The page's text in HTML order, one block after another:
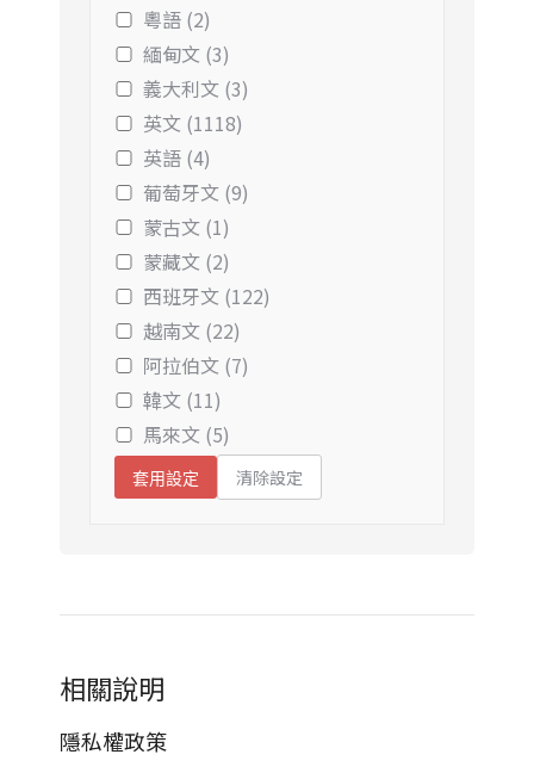
粵語 (2)
緬甸文 (3)
義大利文 (3)
英文 (1118)
英語 (4)
葡萄牙文 (9)
蒙古文 (1)
蒙藏文 (2)
西班牙文 (122)
越南文 (22)
阿拉伯文 (7)
韓文 (11)
馬來文 (5)
套用設定 清除設定
相關說明
隱私權政策